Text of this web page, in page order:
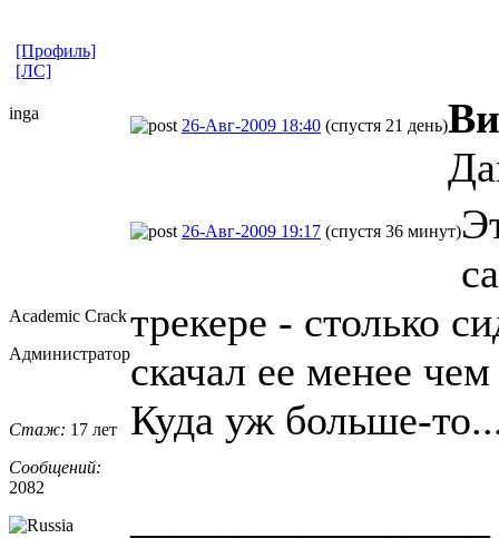
[Профиль]
[ЛС]
inga
26-Авг-2009 18:40 (спустя 21 день)
Academic Crack
Администратор
Стаж: 17 лет
Сообщений:
2082
26-Авг-2009 19:17 (спустя 36 минут)
трекере - столько
скачал ее менее
Куда уж больше-